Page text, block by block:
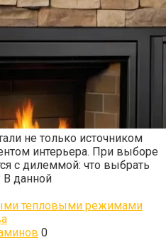
не только источником
интерьера. При выборе
с дилеммой: что выбрать
В данной
тепловыми режимами
0